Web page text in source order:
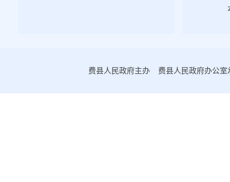
费县人民政府主办 费县人民政府办公